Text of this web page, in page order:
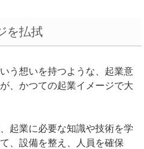
を払拭
う想いを持つような、起業意
、かつての起業イメージで大
起業に必要な知識や技術を学
、設備を整え、人員を確保